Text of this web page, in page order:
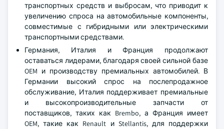
транспортных средств и выбросам, что приводит к
увеличению спроса на автомобильные компоненты,
совместимые с гибридными или электрическими
транспортными средствами.
Германия, Италия и Франция продолжают
оставаться лидерами, благодаря своей сильной базе
OEM и производству премиальных автомобилей. В
Германии высокий спрос на послепродажное
обслуживание, Италия поддерживает премиальные
и высокопроизводительные запчасти от
поставщиков, таких как Brembo, а Франция имеет
OEM, такие как Renault и Stellantis, для поддержки